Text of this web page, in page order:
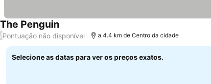
The PenguinVer preços
/Pontuação não disponível a 4.4 km de Centro da cidade
Selecione as datas para ver os preços exatos.